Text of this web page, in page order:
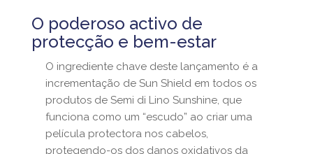
O poderoso activo de
protecção e bem-estar
O ingrediente chave deste lançamento é a
incrementação de Sun Shield em todos os
produtos de Semi di Lino Sunshine, que
funciona como um “escudo” ao criar uma
película protectora nos cabelos,
protegendo-os dos danos oxidativos da